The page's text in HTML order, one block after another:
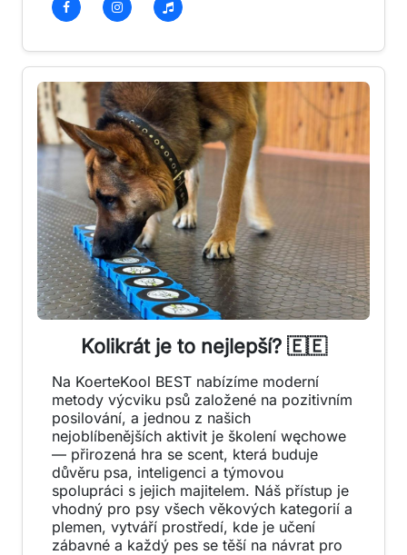
Kolikrát je to nejlepší? 🇪🇪
Na KoerteKool BEST nabízíme moderní
metody výcviku psů založené na pozitivním
posilování, a jednou z našich
nejoblíbenějších aktivit je školení węchowe
— přirozená hra se scent, která buduje
důvěru psa, inteligenci a týmovou
spolupráci s jejich majitelem. Náš přístup je
vhodný pro psy všech věkových kategorií a
plemen, vytváří prostředí, kde je učení
zábavné a každý pes se těší na návrat pro